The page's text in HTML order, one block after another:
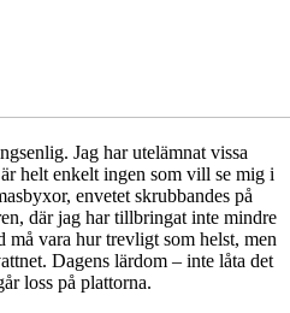
Jag har utelämnat vissa
helt enkelt ingen som vill se mig i
envetet skrubbandes på
där jag har tillbringat inte mindre
må vara hur trevligt som helst, men
Dagens lärdom – inte låta det
loss på plattorna.